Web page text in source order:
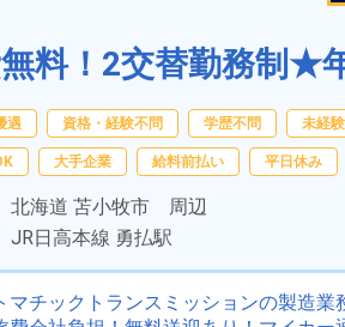
料！2交替勤務制★
遇 資格・経験不問 学歴不問 未経
大手企業 給料前払い 平日休み
北海道 苫小牧市 周辺
JR日高本線 勇払駅
マチックトランスミッションの製造